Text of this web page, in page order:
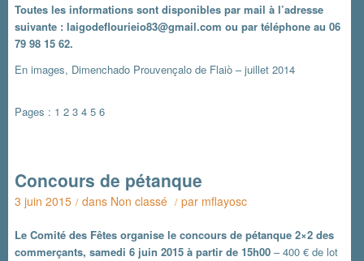
Toutes les informations sont disponibles par mail à l’adresse
suivante : laigodeflourieio83@gmail.com ou par téléphone au 06
79 98 15 62.
En images, Dimenchado Prouvençalo de Flaiò – juillet 2014
Pages : 1 2 3 4 5 6
Concours de pétanque
3 juin 2015 / dans Non classé / par mflayosc
Le Comité des Fêtes organise le concours de pétanque 2×2 des
commerçants, samedi 6 juin 2015 à partir de 15h00 – 400 € de lot